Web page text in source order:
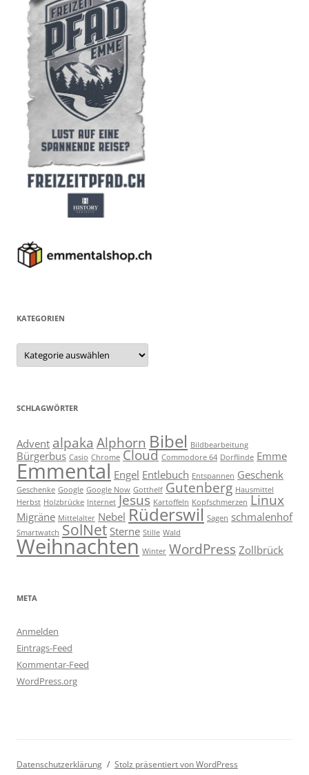
KATEGORIEN
Kategorien
SCHLAGWÖRTER
Advent alpaka Alphorn Bibel Bildbearbeitung
Bürgerbus Casio Chrome Cloud Commodore 64 Dorflinde Emme
Emmental Engel Entlebuch Entspannen Geschenk
Geschenke Google Google Now Gotthelf Gutenberg Hausmittel
Herbst Holzbrücke Internet Jesus Kartoffeln Kopfschmerzen Linux
Migräne Mittelalter Nebel Rüderswil Sagen schmalenhof
Smartwatch SolNet Sterne Stille Wald
Weihnachten Winter WordPress Zollbrück
META
Anmelden
Eintrags-Feed
Kommentar-Feed
WordPress.org
Datenschutzerklärung Stolz präsentiert von WordPress